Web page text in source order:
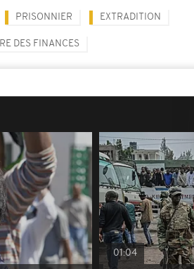
PRISONNIER EXTRADITION
DES FINANCES
01:04